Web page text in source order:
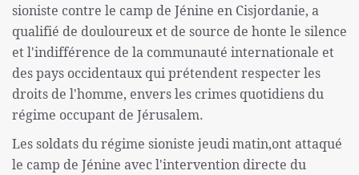
sioniste contre le camp de Jénine en Cisjordanie, a
qualifié de douloureux et de source de honte le silence
et l'indifférence de la communauté internationale et
des pays occidentaux qui prétendent respecter les
droits de l'homme, envers les crimes quotidiens du
régime occupant de Jérusalem.
Les soldats du régime sioniste jeudi matin,ont attaqué
le camp de Jénine avec l'intervention directe du